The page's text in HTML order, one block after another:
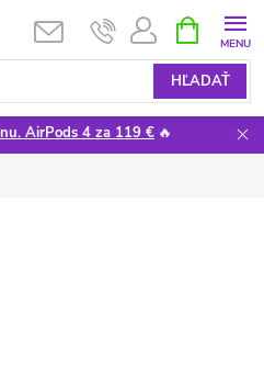
HĽADAŤ
KOŠÍK
AirPods 4 za 119 € 🔥